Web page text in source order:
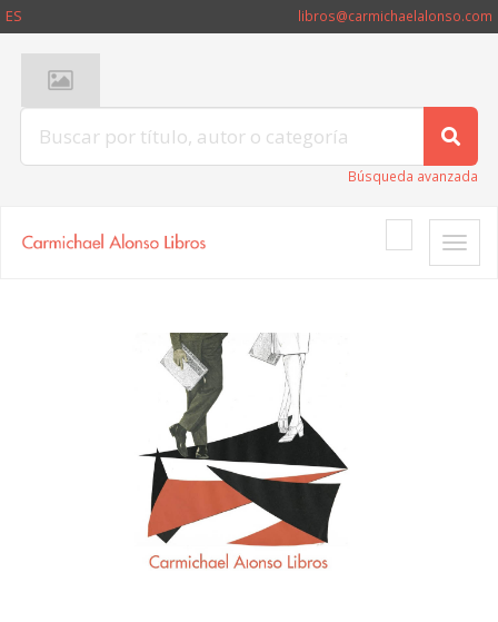
ES libros@carmichaelalonso.com
Búsqueda avanzada
Toggle